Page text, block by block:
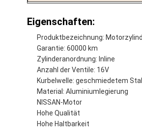
Eigenschaften:
Produktbezeichnung:
Garantie: 60000 km
Zylinderanordnung: Inline
Anzahl der Ventile: 16V
Kurbelwelle: geschmiedetem
Material: Aluminiumlegierung
NISSAN-Motor
Hohe Qualität
Hohe Haltbarkeit